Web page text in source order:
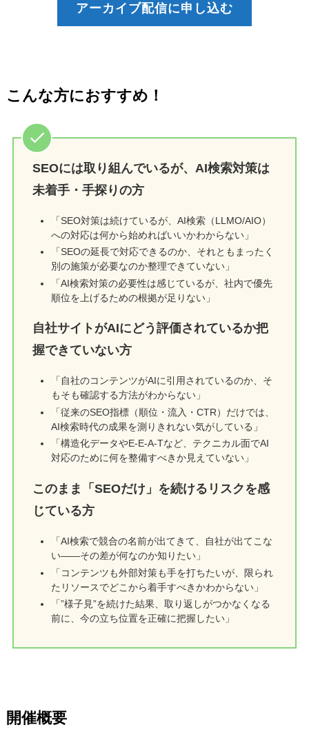
アーカイブ配信に申し込む
こんな方におすすめ！
SEOには取り組んでいるが、AI検索対策は
未着手・手探りの方
「SEO対策は続けているが、AI検索（LLMO/AIO）
への対応は何から始めればいいかわからない」
「SEOの延長で対応できるのか、それともまったく
別の施策が必要なのか整理できていない」
「AI検索対策の必要性は感じているが、社内で優先
順位を上げるための根拠が足りない」
自社サイトがAIにどう評価されているか把
握できていない方
「自社のコンテンツがAIに引用されているのか、そ
もそも確認する方法がわからない」
「従来のSEO指標（順位・流入・CTR）だけでは、
AI検索時代の成果を測りきれない気がしている」
「構造化データやE-E-A-Tなど、テクニカル面でAI
対応のために何を整備すべきか見えていない」
このまま「SEOだけ」を続けるリスクを感
じている方
「AI検索で競合の名前が出てきて、自社が出てこな
い——その差が何なのか知りたい」
「コンテンツも外部対策も手を打ちたいが、限られ
たリソースでどこから着手すべきかわからない」
「”様子見”を続けた結果、取り返しがつかなくなる
前に、今の立ち位置を正確に把握したい」
開催概要